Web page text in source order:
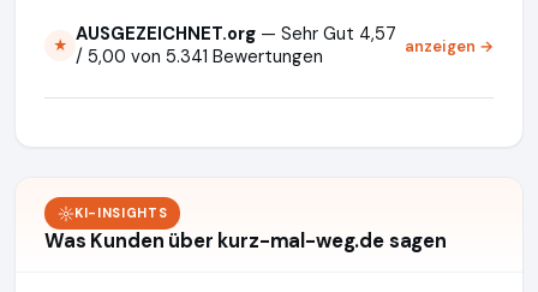
★ AUSGEZEICHNET.org — Sehr Gut 4,57
/ 5,00 von 5.341 Bewertungen
anzeigen →
KI-INSIGHTS
Was Kunden über kurz-mal-weg.de sagen